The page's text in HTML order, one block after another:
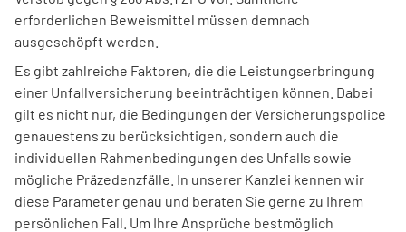
erforderlichen Beweismittel müssen demnach
ausgeschöpft werden.
Es gibt zahlreiche Faktoren, die die Leistungserbringung
einer Unfallversicherung beeinträchtigen können. Dabei
gilt es nicht nur, die Bedingungen der Versicherungspolice
genauestens zu berücksichtigen, sondern auch die
individuellen Rahmenbedingungen des Unfalls sowie
mögliche Präzedenzfälle. In unserer Kanzlei kennen wir
diese Parameter genau und beraten Sie gerne zu Ihrem
persönlichen Fall. Um Ihre Ansprüche bestmöglich